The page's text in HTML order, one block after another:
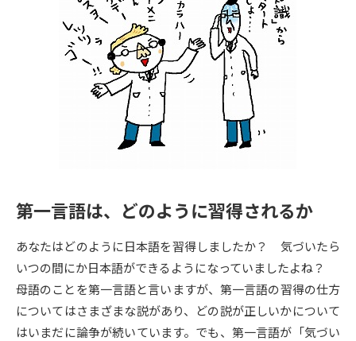
大学・短大以外の資料から請求
大学院の資料請求
留学・進学関連、塾・予備校
大学入学共通テスト「受験案
配慮案内」の請求
高等学校卒業程度認定試験
幼稚園教員資格認定試験 小学校教員資格認定試験
高等学校（情報）教員資格認定
試験
第一言語は、どのように習得されるか
あなたはどのように日本語を習得しましたか？ 気づいたら
いつの間にか日本語ができるようになっていましたよね？
母語のことを第一言語と言いますが、第一言語の習得の仕方
についてはさまざまな説があり、どの説が正しいかについて
はいまだに論争が続いています。でも、第一言語が「気づい